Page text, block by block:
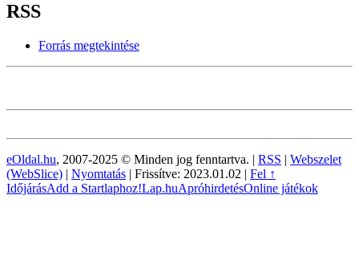
RSS
Forrás megtekintése
eOldal.hu, 2007-2025 © Minden jog fenntartva. | RSS | Webszelet
(WebSlice) | Nyomtatás | Frissítve: 2023.01.02 | Fel ↑
IdőjárásAdd a Startlaphoz!Lap.huApróhirdetésOnline játékok